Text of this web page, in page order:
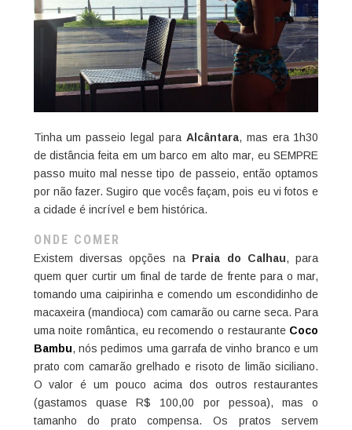
Tinha um passeio legal para Alcântara, mas era 1h30
de distância feita em um barco em alto mar, eu SEMPRE
passo muito mal nesse tipo de passeio, então optamos
por não fazer. Sugiro que vocês façam, pois eu vi fotos e
a cidade é incrível e bem histórica.
ONDE COMER
Existem diversas opções na Praia do Calhau, para
quem quer curtir um final de tarde de frente para o mar,
tomando uma caipirinha e comendo um escondidinho de
macaxeira (mandioca) com camarão ou carne seca. Para
uma noite romântica, eu recomendo o restaurante Coco
Bambu, nós pedimos uma garrafa de vinho branco e um
prato com camarão grelhado e risoto de limão siciliano.
O valor é um pouco acima dos outros restaurantes
(gastamos quase R$ 100,00 por pessoa), mas o
tamanho do prato compensa. Os pratos servem